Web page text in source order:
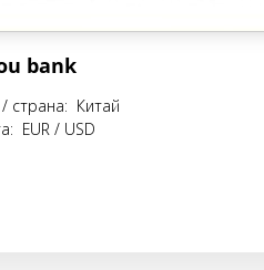
bank
страна: Китай
EUR / USD